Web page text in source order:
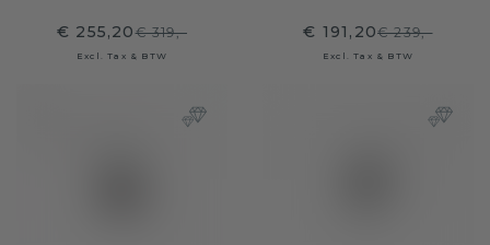
€ 255,20€ 319,-
Excl. Tax & BTW
€ 191,20€ 239,-
Excl. Tax & BTW